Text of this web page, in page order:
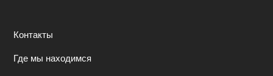
Контакты
Где мы находимся